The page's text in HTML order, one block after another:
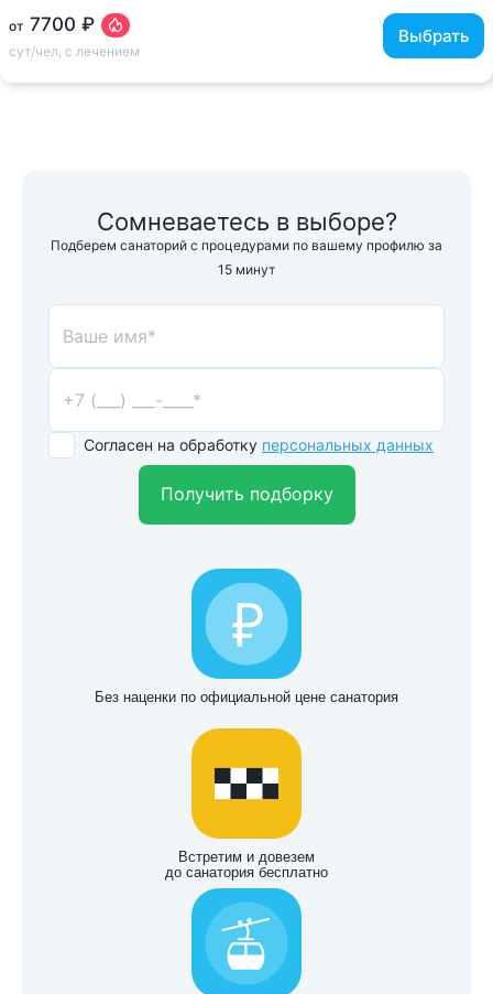
от 7700 ₽
сут/чел, с лечением
Выбрать
Сомневаетесь в выборе?
Подберем санаторий с процедурами по вашему профилю за
15 минут
Согласен на обработку персональных данных
Получить подборку
Без наценки по официальной цене санатория
Встретим и довезем
до санатория бесплатно